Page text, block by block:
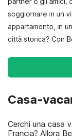
soggiornare in un
appartamento, in
città storica? Con
Casa-
Cerchi una casa
Francia? Allora